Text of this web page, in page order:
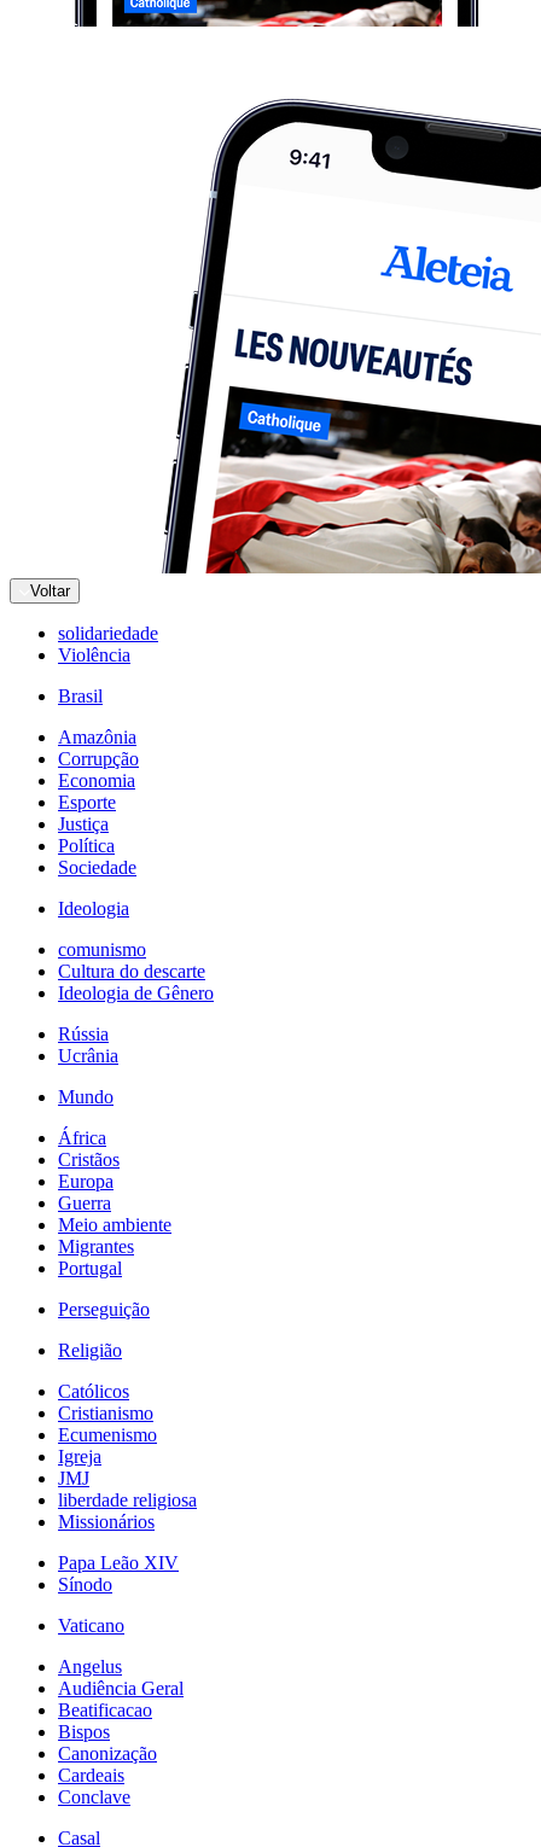
Voltar
solidariedade
Violência
Brasil
Amazônia
Corrupção
Economia
Esporte
Justiça
Política
Sociedade
Ideologia
comunismo
Cultura do descarte
Ideologia de Gênero
Rússia
Ucrânia
Mundo
África
Cristãos
Europa
Guerra
Meio ambiente
Migrantes
Portugal
Perseguição
Religião
Católicos
Cristianismo
Ecumenismo
Igreja
JMJ
liberdade religiosa
Missionários
Papa Leão XIV
Sínodo
Vaticano
Angelus
Audiência Geral
Beatificacao
Bispos
Canonização
Cardeais
Conclave
Casal